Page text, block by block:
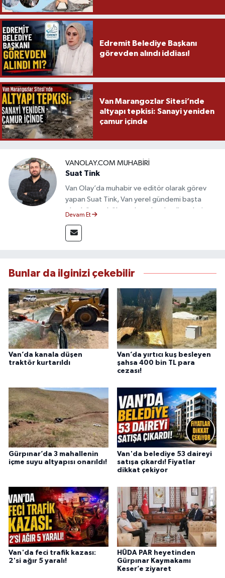
Edremit Belediye Başkanı
görevden alındı iddiası!
Van Marangozlar Sitesi’nde
altyapı tepkisi: Sanayi yeniden
çamur içinde
VANOLAY.COM MUHABIRI
Suat Tink
Van Olay’da muhabir ve editör olarak görev
yapan Suat Tink, Van yerel gündemi başta
olmak üzere bölgesel ve ulusal gelişmeleri
mezunu olan Tink, sahadan edindiği bilgilerle
doğruluk, tarafsızlık ve etik ilkeler
Devam Et
Bunlar da ilginizi çekebilir
Van’da kanala düşen
traktör kurtarıldı
Van’da yırtıcı kuş besleyen
şahsa 400 bin TL para
cezası!
Gürpınar’da 3 mahallenin
içme suyu altyapısı onarıldı!
Van'da belediye 53 daireyi
satışa çıkardı! Fiyatlar
dikkat çekiyor
Van'da feci trafik kazası:
2'si ağır 5 yaralı!
HÜDA PAR heyetinden
Gürpınar Kaymakamı
Keser’e ziyaret